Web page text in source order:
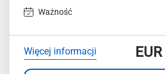
Ważność
Więcej informacji EUR